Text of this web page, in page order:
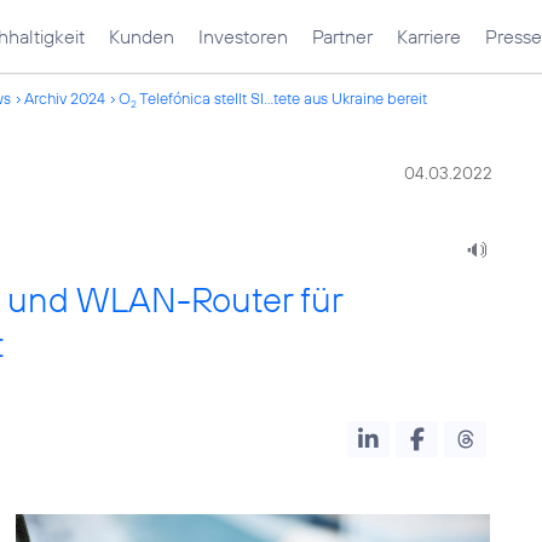
Kunden Investoren Partner Karriere Presse
Archiv 2024 O2Telefónica stellt SI...tete aus Ukraine bereit
04.03.2022
WLAN-Router für